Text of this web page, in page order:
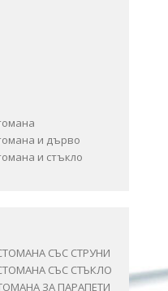
и дърво
и стъкло
СЪС СТРУНИ
СЪС СТЪКЛО
ЗА ПАРАПЕТИ